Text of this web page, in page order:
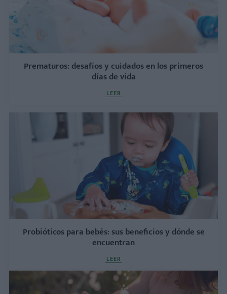
Prematuros: desafíos y cuidados en los primeros
días de vida
LEER
Probióticos para bebés: sus beneficios y dónde se
encuentran
LEER